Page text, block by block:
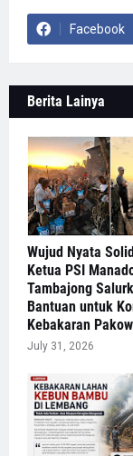
Facebook
Berita Lainya
Wujud Nyata
Ketua PSI
Tambajong
Bantuan untuk
Kebakaran
July 31, 2026